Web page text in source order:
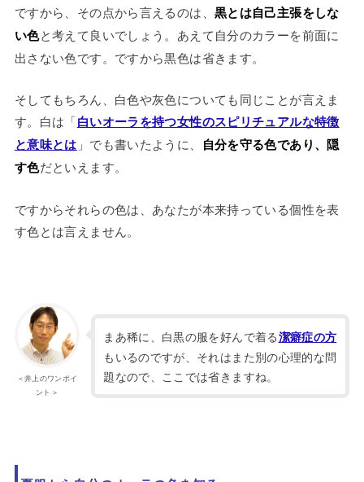
ですから、その点から言えるのは、 黒とは自己主張をしな
い色と考えて良いでしょう。あえて自分のカラーを前面に
出さない色です。ですから黒色は省きます。
そしてもちろん、白色や灰色についても同じことが言えま
す。白は「白いオーラを持つ女性のスピリチュアルな特徴
と意味とは 」でも書いたように、
自分を守る色であり、隠
す色だといえます。
ですからそれらの色は、あなたが本来持っている個性を表
す色とは言えません。
＜井上のワンポイ
ント＞
まあ稀に、白黒の服を好んで着る潔癖症の方
もいるのですが、それはまた別の心理的な問
題なので、ここでは省きますね。